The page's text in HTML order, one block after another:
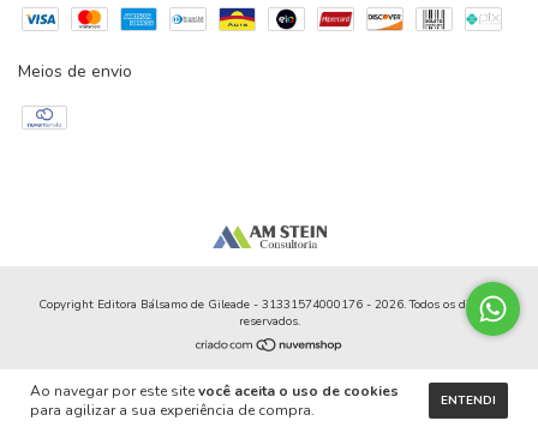
Ao navegar por este sitevocê aceita o uso de cookies
para agilizar a sua experiência de compra.
ENTENDI
Meios de envio
Copyright Editora Bálsamo de Gileade - 31331574000176 - 2026. Todos os direitos
reservados.